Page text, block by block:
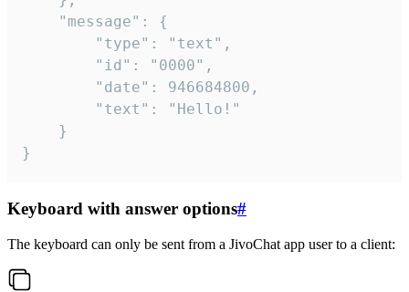
}
Keyboard with answer options#
The keyboard can only be sent from a JivoChat app user to a client: